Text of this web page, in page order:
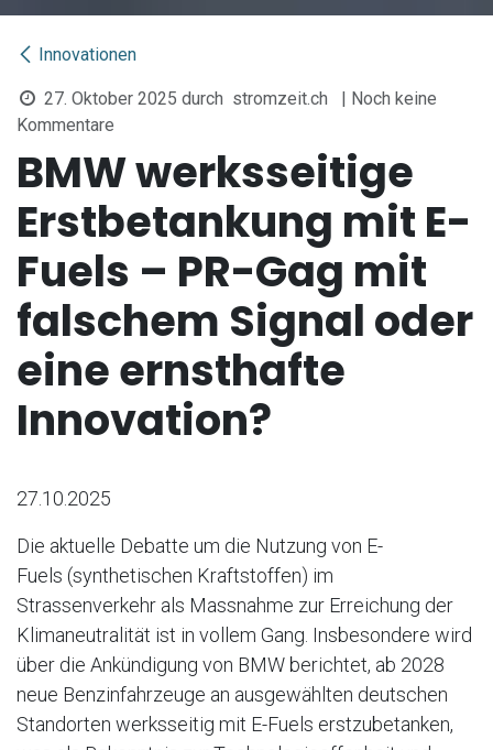
Innovationen
27. Oktober 2025 durch stromzeit.ch
| Noch keine
Kommentare
BMW werksseitige
Erstbetankung mit E-
Fuels – PR-Gag mit
falschem Signal oder
eine ernsthafte
Innovation?
27.10.2025
Die aktuelle Debatte um die Nutzung von E-
Fuels (synthetischen Kraftstoffen) im
Strassenverkehr als Massnahme zur Erreichung der
Klimaneutralität ist in vollem Gang. Insbesondere wird
über die Ankündigung von BMW berichtet, ab 2028
neue Benzinfahrzeuge an ausgewählten deutschen
Standorten werksseitig mit E-Fuels erstzubetanken,